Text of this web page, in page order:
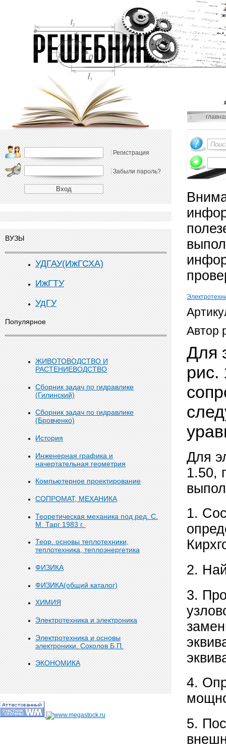
Регистрация
Забыли пароль?
ВУЗЫ
УДГАУ(ИжГСХА)
ИжГТУ
УдГУ
Популярное
ЖИВОТОВОДСТВО И
РАСТЕНИЕВОДСТВО
Сборник задач по гидравлике
(Гилинский)
Сборник задач по гидравлике
(Бровченко)
История
Инженерная графика и
начертательная геометрия
Компьютерное проектирование
СОПРОМАТ, МЕХАНИКА
Теоретическая механика под ред. С.
М. Тарг 1983 г.
Теор. основы теплотехники,
теплотехника, теплоэнергетика
ФИЗИКА
ФИЗИКА(общий каталог)
ХИМИЯ
Электротехника и электроника
Электротехника и основы
электроники. Соколов Б.П.
ЭКОНОМИКА
Автор
Для
рис.
Для
1.50,
1.
2.
3.
4.
5.